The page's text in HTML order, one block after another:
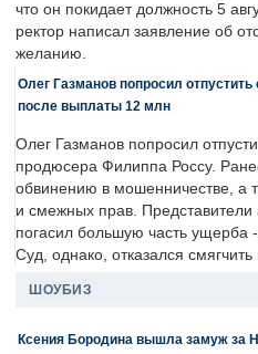
что он покидает должность 5
ректор написал заявление об
желанию.
Олег Газманов попросил
после выплаты 12 млн
Олег Газманов попросил
продюсера Филиппа Россу.
обвинению в мошенничестве, а
и смежных прав. Представители
погасил большую часть ущерба
Суд, однако, отказался
ШОУБИЗ
Ксения Бородина вышла замуж за